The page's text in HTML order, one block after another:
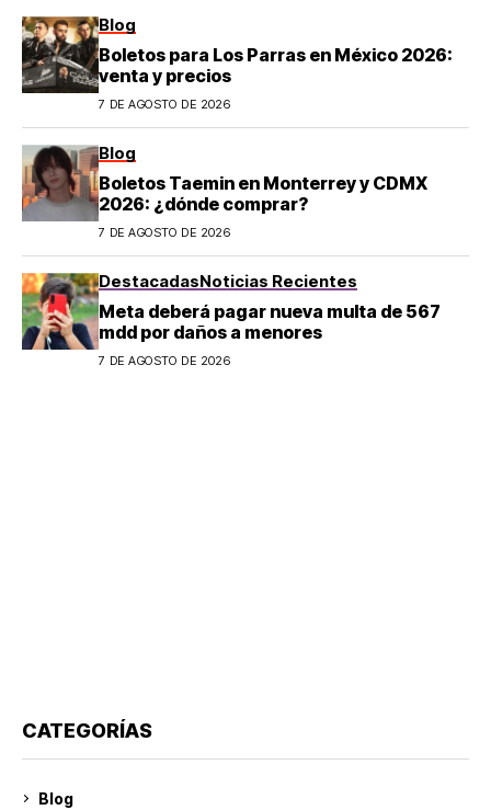
Blog
Boletos para Los Parras en México 2026:
venta y precios
7 DE AGOSTO DE 2026
Blog
Boletos Taemin en Monterrey y CDMX
2026: ¿dónde comprar?
7 DE AGOSTO DE 2026
DestacadasNoticias Recientes
Meta deberá pagar nueva multa de 567
mdd por daños a menores
7 DE AGOSTO DE 2026
CATEGORÍAS
Blog